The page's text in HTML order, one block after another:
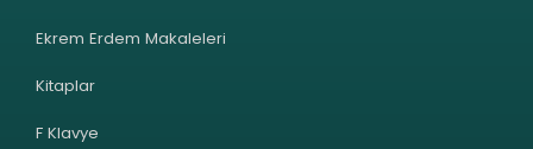
Ekrem Erdem Makaleleri
Kitaplar
F Klavye